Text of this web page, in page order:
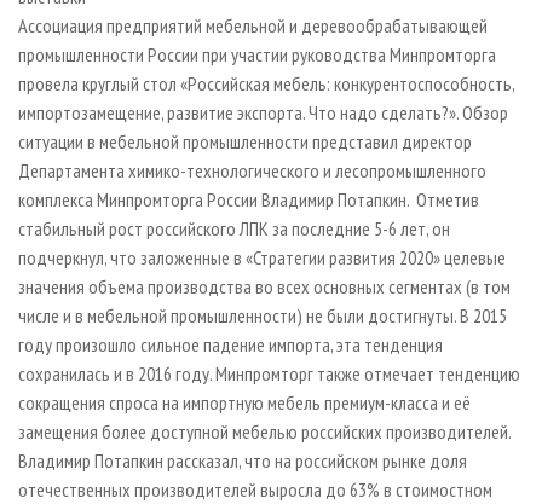
Ассоциация предприятий мебельной и деревообрабатывающей
промышленности России при участии руководства Минпромторга
провела круглый стол «Российская мебель: конкурентоспособность,
импортозамещение, развитие экспорта. Что надо сделать?». Обзор
ситуации в мебельной промышленности представил директор
Департамента химико-технологического и лесопромышленного
комплекса Минпромторга России Владимир Потапкин. Отметив
стабильный рост российского ЛПК за последние 5-6 лет, он
подчеркнул, что заложенные в «Стратегии развития 2020» целевые
значения объема производства во всех основных сегментах (в том
числе и в мебельной промышленности) не были достигнуты. В 2015
году произошло сильное падение импорта, эта тенденция
сохранилась и в 2016 году. Минпромторг также отмечает тенденцию
сокращения спроса на импортную мебель премиум-класса и её
замещения более доступной мебелью российских производителей.
Владимир Потапкин рассказал, что на российском рынке доля
отечественных производителей выросла до 63% в стоимостном